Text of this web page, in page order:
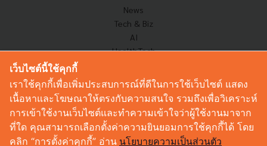
News
Tech & Biz
AI
HealthTech
Corp Innov
Saucy Thoughts
Based On
Sustainable
Videos
เว็บไซต์นี้ใช้คุกกี้
เราใช้คุกกี้เพื่อเพิ่มประสบการณ์ที่ดีในการใช้เว็บไซต์ แสดง
เนื้อหาและโฆษณาให้ตรงกับความสนใจ รวมถึงเพื่อวิเคราะห์
การเข้าใช้งานเว็บไซต์และทำความเข้าใจว่าผู้ใช้งานมาจาก
ที่ใด คุณสามารถเลือกตั้งค่าความยินยอมการใช้คุกกี้ได้ โดย
คลิก “การตั้งค่าคุกกี้” อ่าน นโยบายความเป็นส่วนตัว